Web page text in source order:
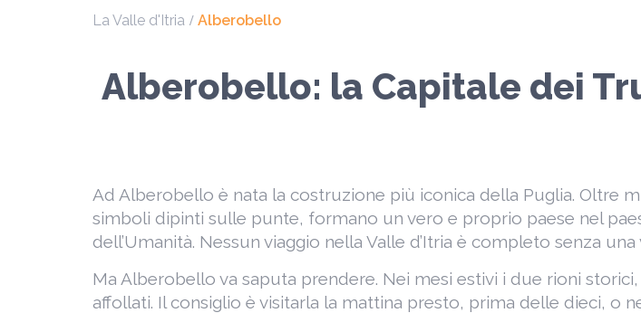
La Valle d'Itria Alberobello
Alberobello: la Capitale dei
Ad Alberobello è nata la costruzione più iconica della Puglia. Oltre
simboli dipinti sulle punte, formano un vero e proprio paese nel
dell’Umanità. Nessun viaggio nella Valle d’Itria è completo senza una
Ma Alberobello va saputa prendere. Nei mesi estivi i due rioni
affollati. Il consiglio è visitarla la mattina presto, prima delle dieci,